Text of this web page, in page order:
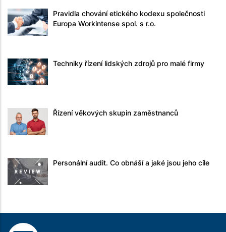
Pravidla chování etického kodexu společnosti
Europa Workintense spol. s r.o.
Techniky řízení lidských zdrojů pro malé firmy
Řízení věkových skupin zaměstnanců
Personální audit. Co obnáší a jaké jsou jeho cíle